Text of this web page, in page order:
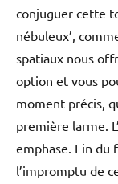
conjuguer cette
nébuleux’,
spatiaux nous
option et vous
moment précis,
première larme.
emphase. Fin du
l’impromptu de